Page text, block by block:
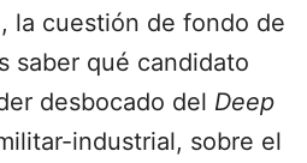
la cuestión de fondo de
saber qué candidato
desbocado del Deep
industrial, sobre el